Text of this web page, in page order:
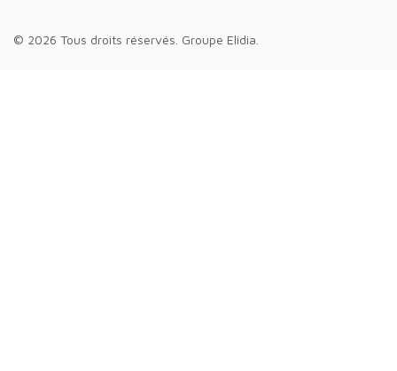
© 2026 Tous droits réservés. Groupe Elidia